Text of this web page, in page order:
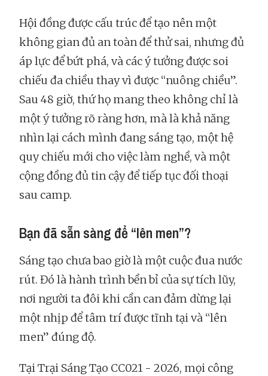
Hội đồng được cấu trúc để tạo nên một
không gian đủ an toàn để thử sai, nhưng đủ
áp lực để bứt phá, và các ý tưởng được soi
chiếu đa chiều thay vì được “nuông chiều”.
Sau 48 giờ, thứ họ mang theo không chỉ là
một ý tưởng rõ ràng hơn, mà là khả năng
nhìn lại cách mình đang sáng tạo, một hệ
quy chiếu mới cho việc làm nghề, và một
cộng đồng đủ tin cậy để tiếp tục đối thoại
sau camp.
Bạn đã sẵn sàng để “lên men”?
Sáng tạo chưa bao giờ là một cuộc đua nước
rút. Đó là hành trình bền bỉ của sự tích lũy,
nơi người ta đôi khi cần can đảm dừng lại
một nhịp để tâm trí được tĩnh tại và “lên
men” đúng độ.
Tại Trại Sáng Tạo CC021 - 2026, mọi công